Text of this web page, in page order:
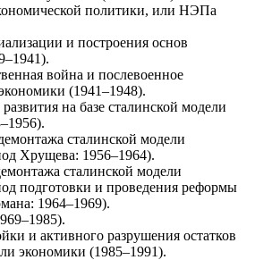
политики, или НЭПа
и построения основ
война и послевоенное
(1941–1948).
на базе сталинской модели
сталинской модели
Хрущева: 1956–1964).
сталинской модели
подготовки и проведения реформы
1964–1969).
и активного разрушения остатков
экономики (1985–1991).